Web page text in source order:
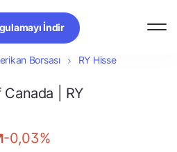
İndir
Borsası RY Hisse
Canada | RY
-0,03%